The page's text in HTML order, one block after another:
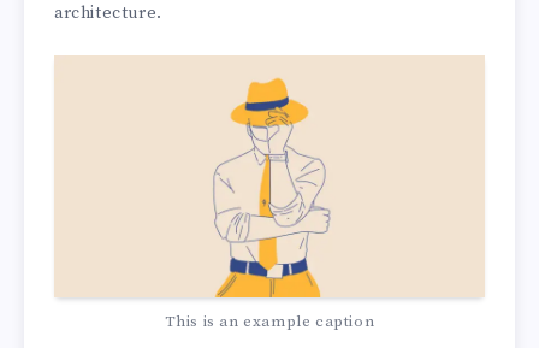
architecture.
This is an example caption